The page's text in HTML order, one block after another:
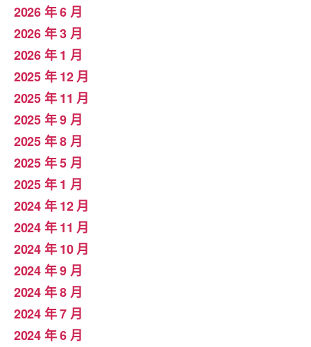
2026 年 6 月
2026 年 3 月
2026 年 1 月
2025 年 12 月
2025 年 11 月
2025 年 9 月
2025 年 8 月
2025 年 5 月
2025 年 1 月
2024 年 12 月
2024 年 11 月
2024 年 10 月
2024 年 9 月
2024 年 8 月
2024 年 7 月
2024 年 6 月